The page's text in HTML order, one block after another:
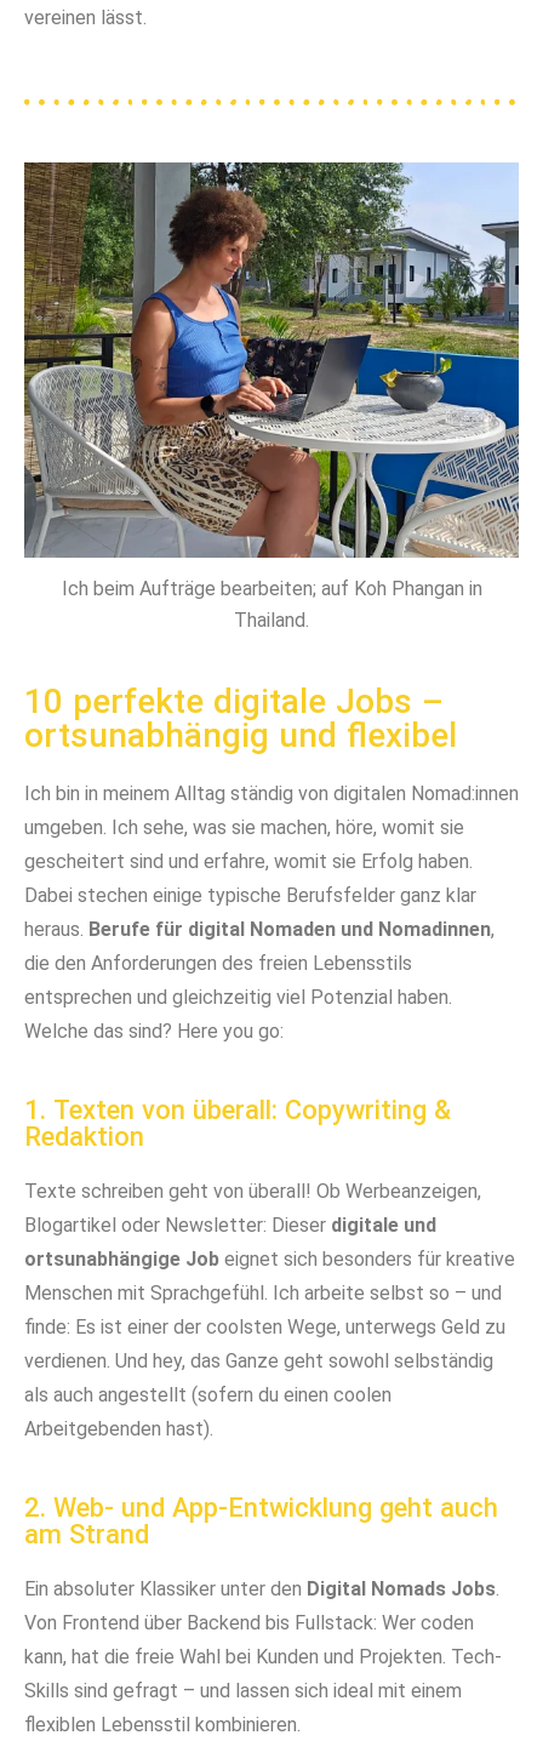
vereinen lässt.
Ich beim Aufträge bearbeiten; auf Koh Phangan in
Thailand.
10 perfekte digitale Jobs –
ortsunabhängig und flexibel
Ich bin in meinem Alltag ständig von digitalen Nomad:innen
umgeben. Ich sehe, was sie machen, höre, womit sie
gescheitert sind und erfahre, womit sie Erfolg haben.
Dabei stechen einige typische Berufsfelder ganz klar
heraus. Berufe für digital Nomaden und Nomadinnen,
die den Anforderungen des freien Lebensstils
entsprechen und gleichzeitig viel Potenzial haben.
Welche das sind? Here you go:
1. Texten von überall: Copywriting &
Redaktion
Texte schreiben geht von überall! Ob Werbeanzeigen,
Blogartikel oder Newsletter: Dieser digitale und
ortsunabhängige Job eignet sich besonders für kreative
Menschen mit Sprachgefühl. Ich arbeite selbst so – und
finde: Es ist einer der coolsten Wege, unterwegs Geld zu
verdienen. Und hey, das Ganze geht sowohl selbständig
als auch angestellt (sofern du einen coolen
Arbeitgebenden hast).
2. Web- und App-Entwicklung geht auch
am Strand
Ein absoluter Klassiker unter den Digital Nomads Jobs.
Von Frontend über Backend bis Fullstack: Wer coden
kann, hat die freie Wahl bei Kunden und Projekten. Tech-
Skills sind gefragt – und lassen sich ideal mit einem
flexiblen Lebensstil kombinieren.